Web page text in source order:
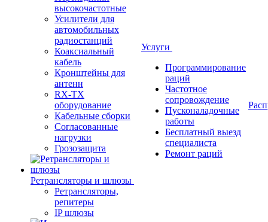
высокочастотные
Усилители для
автомобильных
радиостанций
Коаксиальный
кабель
Кронштейны для
антенн
RX-TX
оборудование
Кабельные сборки
Согласованные
нагрузки
Грозозащита
Ретрансляторы и шлюзы
Ретрансляторы,
репитеры
IP шлюзы
Услуги
Программирование
раций
Частотное
сопровождение
Пусконаладочные
работы
Бесплатный выезд
специалиста
Ремонт раций